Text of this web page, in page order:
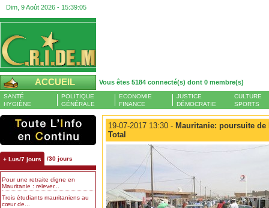
Dim, 9 Août 2026 - 15:39:06
ACCUEIL Vous êtes 5184 connecté(s) dont 0 membre(s)
SANTÉ
HYGIÈNE
POLITIQUE
GÉNÉRALE
ECONOMIE
FINANCE
JUSTICE
DÉMOCRATIE
CULTURE
SPORTS
+ Lus/7 jours /30 jours
Pour une retraite digne en
Mauritanie : relever...
Trois étudiants mauritaniens au
cœur de...
19-07-2017 13:30 - Mauritanie: poursuite
Total